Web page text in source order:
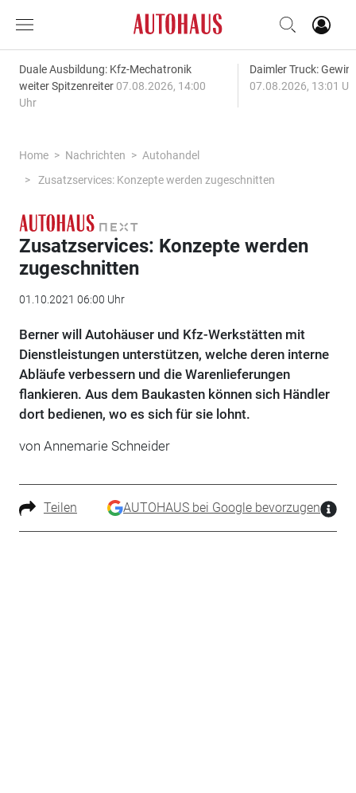
Duale Ausbildung: Kfz-Mechatronik
weiter Spitzenreiter 07.08.2026, 14:00
Uhr
Daimler Truck:
07.08.2026, 13:01
Home Nachrichten
Autohandel
Zusatzservices: Konzepte werden zugeschnitten
Zusatzservices: Konzepte werden
zugeschnitten
01.10.2021 06:00 Uhr
Berner will Autohäuser und Kfz-Werkstätten mit
Dienstleistungen unterstützen, welche deren interne
Abläufe verbessern und die Warenlieferungen
flankieren. Aus dem Baukasten können sich Händler
dort bedienen, wo es sich für sie lohnt.
von Annemarie Schneider
Teilen AUTOHAUS bei Google bevorzugen